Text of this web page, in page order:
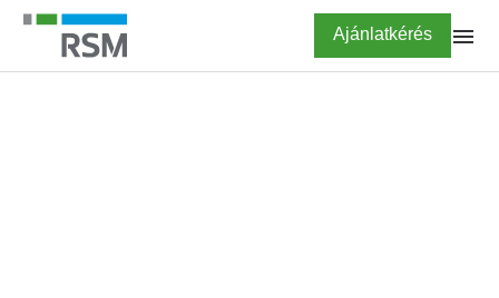
Ugrás
tartalomra
Highlighted
Ajánlatkérés